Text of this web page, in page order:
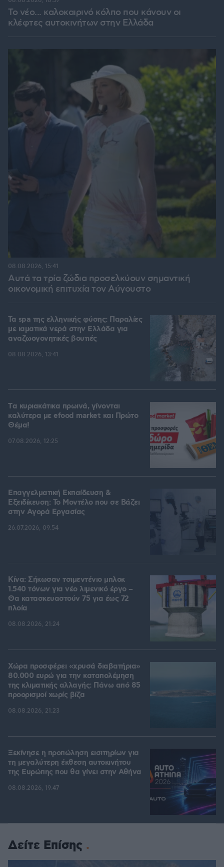
Το νέο... καλοκαιρινό κόλπο που κάνουν οι
κλέφτες αυτοκινήτων στην Ελλάδα
Αυτά τα τρία ζώδια προσελκύουν σημαντική
οικονομική επιτυχία τον Αύγουστο
08.08.2026, 15:41
Τα spa της ελληνικής φύσης: Παραλίες
με ιαματικά νερά στην Ελλάδα για
αναζωογονητικές βουτιές
08.08.2026, 13:41
Tα κυριακάτικα πρωινά, γίνονται
καλύτερα με efood market και Πρώτο
Θέμα!
07.08.2026, 12:25
Επαγγελματική Εκπαίδευση &
Εξειδίκευση: Το Mοντέλο που σε Bάζει
στην Aγορά Eργασίας
26.07.2026, 09:54
Κίνα: Σήκωσαν τσιμεντένιο μπλοκ
1.540 τόνων για νέο λιμενικό έργο –
Θα κατασκευαστούν 75 για έως 72
πλοία
08.08.2026, 21:24
Χώρα προσφέρει «χρυσά διαβατήρια»
80.000 ευρώ για την καταπολέμηση
της κλιματικής αλλαγής: Πάνω από 85
προορισμοί χωρίς βίζα
08.08.2026, 21:23
Ξεκίνησε η προπώληση εισιτηρίων για
τη μεγαλύτερη έκθεση αυτοκινήτου
της Ευρώπης που θα γίνει στην Αθήνα
08.08.2026, 19:47
Δείτε Επίσης